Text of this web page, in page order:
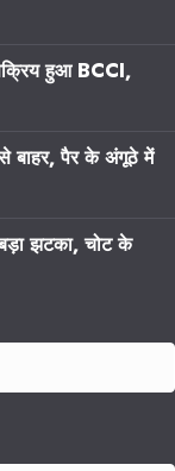
हुआ BCCI,
पैर के अंगूठे में
झटका, चोट के